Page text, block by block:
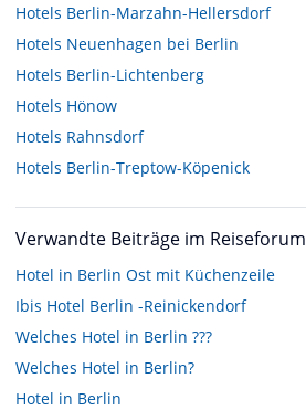
Hotels Berlin-Marzahn-Hellersdorf
Hotels Neuenhagen bei Berlin
Hotels Berlin-Lichtenberg
Hotels Hönow
Hotels Rahnsdorf
Hotels Berlin-Treptow-Köpenick
Verwandte Beiträge im Reiseforum
Hotel in Berlin Ost mit Küchenzeile
Ibis Hotel Berlin -Reinickendorf
Welches Hotel in Berlin ???
Welches Hotel in Berlin?
Hotel in Berlin